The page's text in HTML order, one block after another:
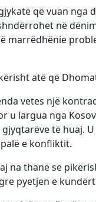
që vuan nga
në
marrëdhënie
atë që
vetes një
u largua nga
të huaj.
e konfliktit.
na thanë se
pyetjen e